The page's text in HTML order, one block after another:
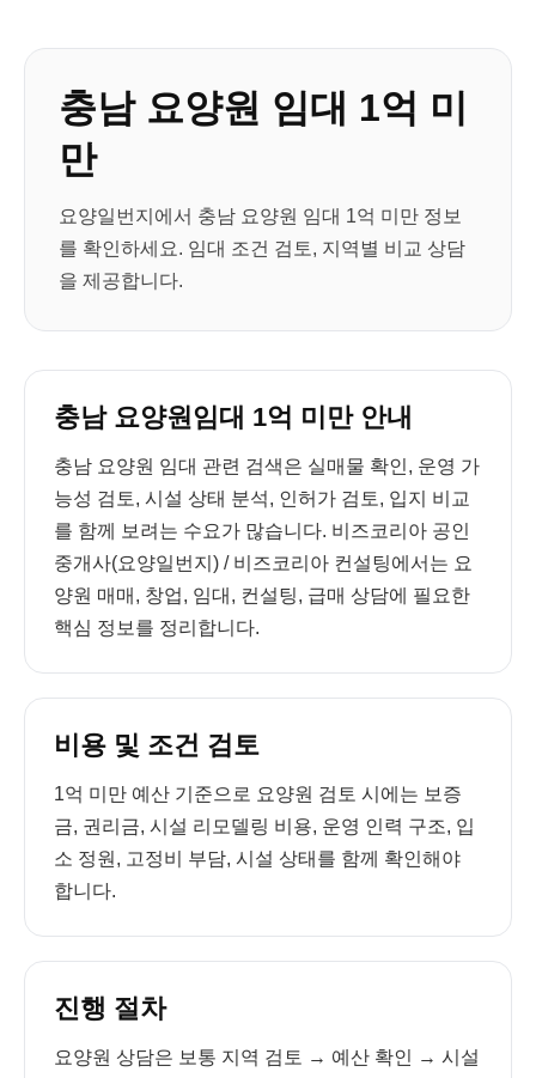
충남 요양원 임대 1억 미
만
요양일번지에서 충남 요양원 임대 1억 미만 정보
를 확인하세요. 임대 조건 검토, 지역별 비교 상담
을 제공합니다.
충남 요양원임대 1억 미만 안내
충남 요양원 임대 관련 검색은 실매물 확인, 운영 가
능성 검토, 시설 상태 분석, 인허가 검토, 입지 비교
를 함께 보려는 수요가 많습니다. 비즈코리아 공인
중개사(요양일번지) / 비즈코리아 컨설팅에서는 요
양원 매매, 창업, 임대, 컨설팅, 급매 상담에 필요한
핵심 정보를 정리합니다.
비용 및 조건 검토
1억 미만 예산 기준으로 요양원 검토 시에는 보증
금, 권리금, 시설 리모델링 비용, 운영 인력 구조, 입
소 정원, 고정비 부담, 시설 상태를 함께 확인해야
합니다.
진행 절차
요양원 상담은 보통 지역 검토 → 예산 확인 → 시설